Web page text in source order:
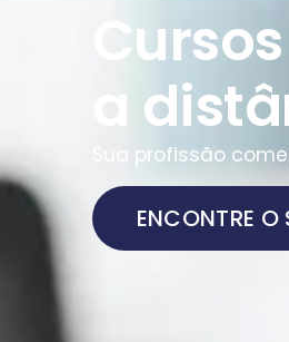
a
Sua profissão
ENCONTRE O